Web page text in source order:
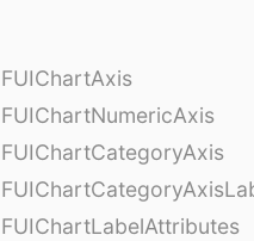
FUIChartAxis
FUIChartNumericAxis
FUIChartCategoryAxis
FUIChartLabelAttributes